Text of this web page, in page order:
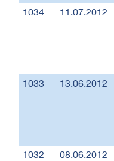
1034 11.07.2012
1033 13.06.2012
1032 08.06.2012